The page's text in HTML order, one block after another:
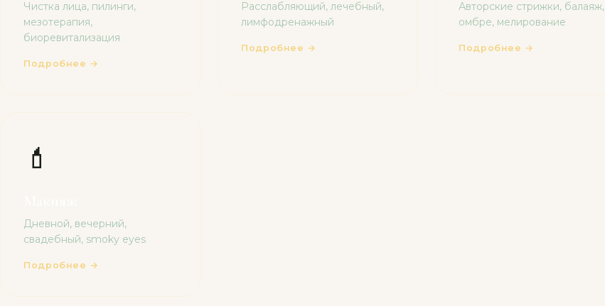
Чистка лица, пилинги,
мезотерапия,
биоревитализация
Подробнее →
Расслабляющий, лечебный,
лимфодренажный
Подробнее →
Авторские стрижки, балаяж,
омбре, мелирование
Подробнее →
💄
Дневной, вечерний,
свадебный, smoky eyes
Подробнее →